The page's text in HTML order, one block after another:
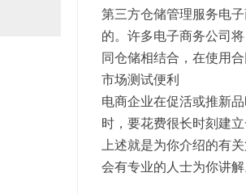
第三方仓储管理服务电
的。许多电子商务公司
同仓储相结合，在使用
市场测试便利
电商企业在促活或推新
时，要花费很长时刻建
上述就是为你介绍的有
会有专业的人士为你讲